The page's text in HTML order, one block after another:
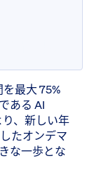
最大 75%
ある AI
、新しい年
たオンデマ
な一歩とな